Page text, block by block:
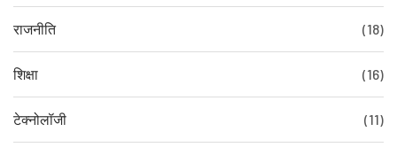
राजनीति (18)
शिक्षा (16)
टेक्नोलॉजी (11)